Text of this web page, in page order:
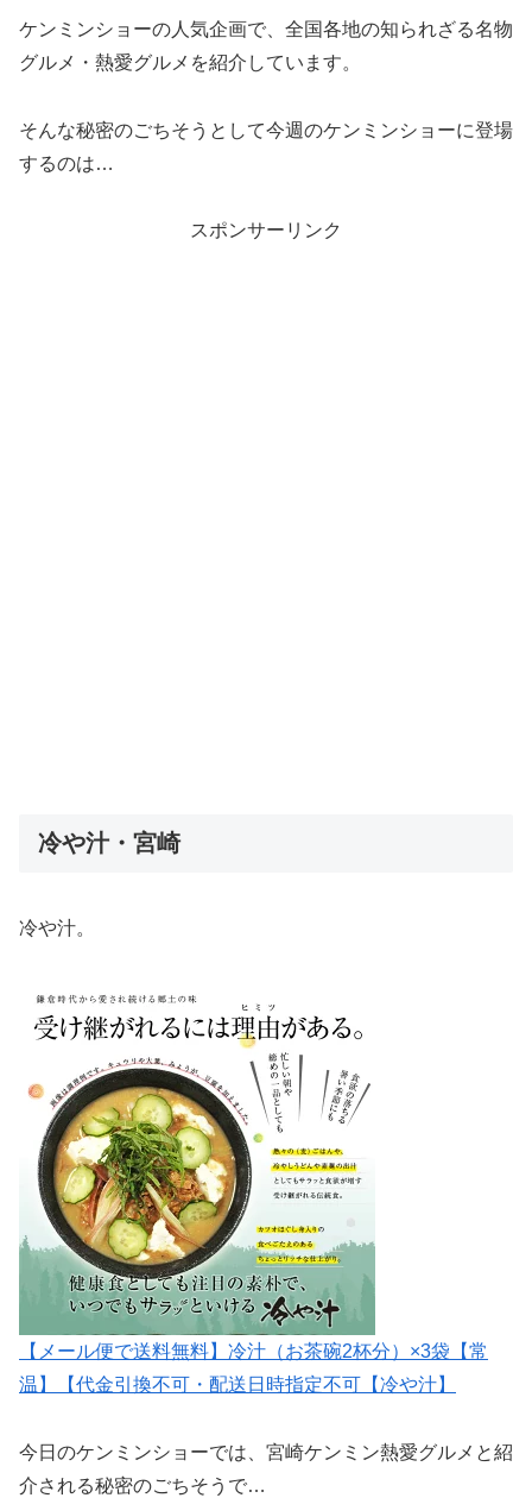
ケンミンショーの人気企画で、全国各地の知られざる名物
グルメ・熱愛グルメを紹介しています。
そんな秘密のごちそうとして今週のケンミンショーに登場
するのは…
スポンサーリンク
冷や汁・宮崎
冷や汁。
【メール便で送料無料】冷汁（お茶碗2杯分）×3袋【常
温】【代金引換不可・配送日時指定不可【冷や汁】
今日のケンミンショーでは、宮崎ケンミン熱愛グルメと紹
介される秘密のごちそうで…